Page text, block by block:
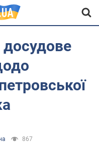
867